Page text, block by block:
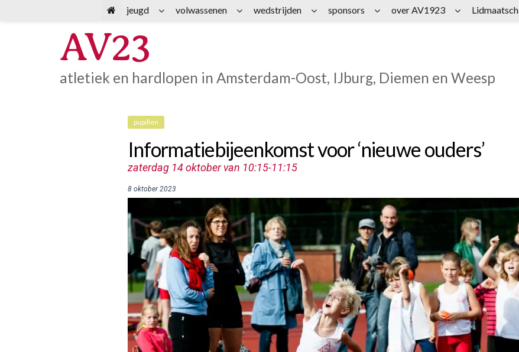
AV23
atletiek en hardlopen in Amsterdam-Oost, IJburg, Diemen en Weesp
pupillen
Informatiebijeenkomst voor ‘nieuwe ouders’
zaterdag 14 oktober van 10:15-11:15
8 oktober 2023
jeugd volwassenen wedstrijden sponsors over AV1923